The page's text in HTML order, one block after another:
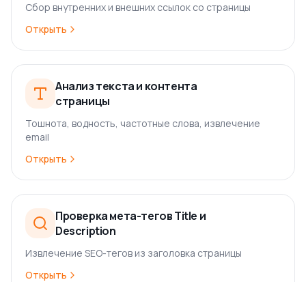
Сбор внутренних и внешних ссылок со страницы
Открыть
Анализ текста и контента
страницы
Тошнота, водность, частотные слова, извлечение
email
Открыть
Проверка мета-тегов Title и
Description
Извлечение SEO-тегов из заголовка страницы
Открыть